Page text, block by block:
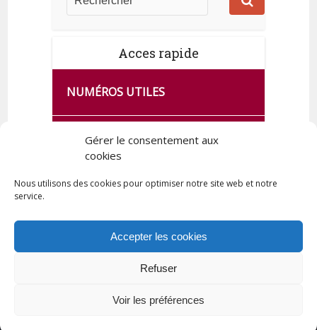
Gérer le consentement aux
cookies
Nous utilisons des cookies pour optimiser notre site web et notre
service.
Accepter les cookies
Refuser
Voir les préférences
Acces rapide
NUMÉROS UTILES
CA SE PASSE À FRANCE SERVICES
DE QUINGEY
Tous droits réservés © 2023 Commune de Quingey / Création -